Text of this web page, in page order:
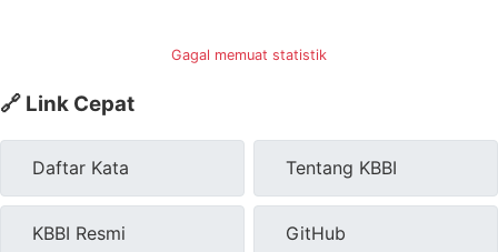
Gagal memuat statistik
🔗 Link Cepat
Daftar Kata Tentang KBBI
KBBI Resmi GitHub